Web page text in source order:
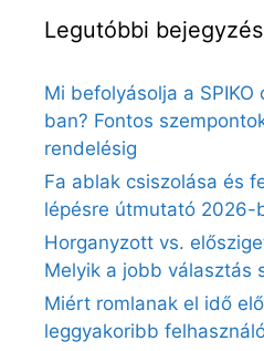
Legutóbbi
Mi befolyásolja a
ban? Fontos
rendelésig
Fa ablak csiszolása és
lépésre útmutató 2026-
Horganyzott vs.
Melyik a jobb választás
Miért romlanak el idő
leggyakoribb